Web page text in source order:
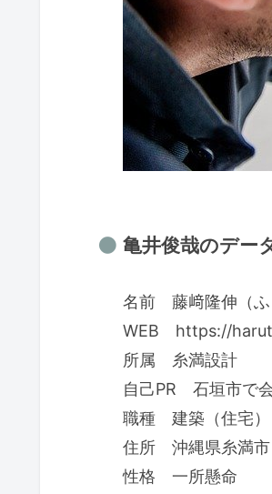
亀井俊哉のデー
名前 藤﨑隆伸（ふ
WEB https://
所属 糸満設計
自己PR 石垣市で
職種 建築（住宅）
住所 沖縄県糸満市
性格 一所懸命